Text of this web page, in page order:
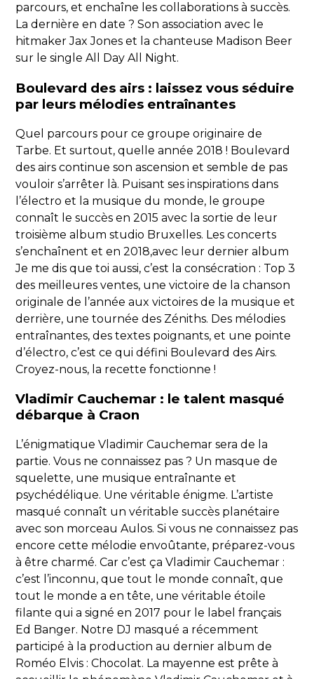
parcours, et enchaîne les collaborations à succès.
La dernière en date ? Son association avec le
hitmaker Jax Jones et la chanteuse Madison Beer
sur le single All Day All Night.
Boulevard des airs : laissez vous séduire
par leurs mélodies entraînantes
Quel parcours pour ce groupe originaire de
Tarbe. Et surtout, quelle année 2018 ! Boulevard
des airs continue son ascension et semble de pas
vouloir s’arrêter là. Puisant ses inspirations dans
l’électro et la musique du monde, le groupe
connaît le succès en 2015 avec la sortie de leur
troisième album studio Bruxelles. Les concerts
s’enchaînent et en 2018,avec leur dernier album
Je me dis que toi aussi, c’est la consécration : Top 3
des meilleures ventes, une victoire de la chanson
originale de l’année aux victoires de la musique et
derrière, une tournée des Zéniths. Des mélodies
entraînantes, des textes poignants, et une pointe
d’électro, c’est ce qui défini Boulevard des Airs.
Croyez-nous, la recette fonctionne !
Vladimir Cauchemar : le talent masqué
débarque à Craon
L’énigmatique Vladimir Cauchemar sera de la
partie. Vous ne connaissez pas ? Un masque de
squelette, une musique entraînante et
psychédélique. Une véritable énigme. L’artiste
masqué connaît un véritable succès planétaire
avec son morceau Aulos. Si vous ne connaissez pas
encore cette mélodie envoûtante, préparez-vous
à être charmé. Car c’est ça Vladimir Cauchemar :
c’est l’inconnu, que tout le monde connaît, que
tout le monde a en tête, une véritable étoile
filante qui a signé en 2017 pour le label français
Ed Banger. Notre DJ masqué a récemment
participé à la production au dernier album de
Roméo Elvis : Chocolat. La mayenne est prête à